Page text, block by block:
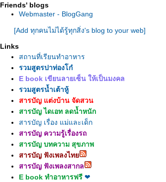
Friends' blogs
Webmaster - BlogGang
[Add ทุกคนไม่ได้รู้ทุกสิ่ง's blog to your web]
Links
สถานที่เรียนทำอาหาร
รวมสูตรปาท่องโก๋
E book เขียนลายเซ็น ให้เป็นมงคล
รวมสูตรน้ำเต้าหู้
สารบัญ แต่งบ้าน จัดสวน
สารบัญ ไดเอท ลดน้ำหนัก
สารบัญ เรื่อง แม่และเด็ก
สารบัญ ความรู้เรื่องรถ
สารบัญ บทความ สุขภาพ
สารบัญ ฟังเพลงไท
สารบัญ ฟังเพลงสากล
E book ทำอาหารฟรี ❤